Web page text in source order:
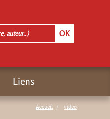
Accueil video
Liens